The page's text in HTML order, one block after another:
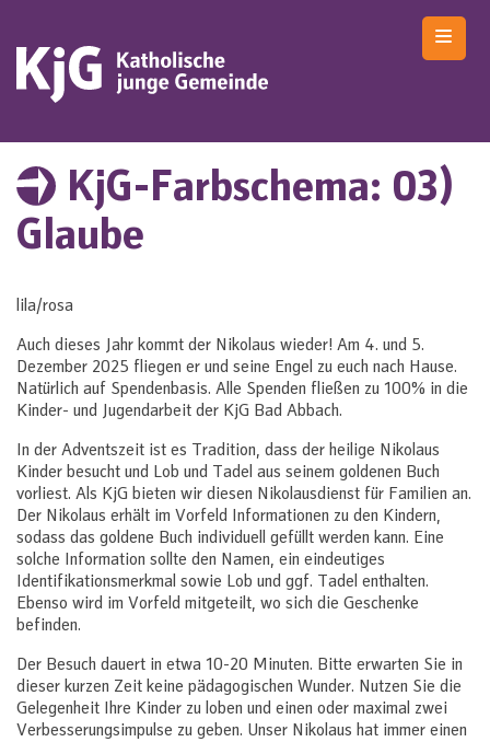
content
KjG-Farbschema: 03)
Glaube
lila/rosa
Auch dieses Jahr kommt der Nikolaus wieder! Am 4. und 5.
Dezember 2025 fliegen er und seine Engel zu euch nach Hause.
Natürlich auf Spendenbasis. Alle Spenden fließen zu 100% in die
Kinder- und Jugendarbeit der KjG Bad Abbach.
In der Adventszeit ist es Tradition, dass der heilige Nikolaus
Kinder besucht und Lob und Tadel aus seinem goldenen Buch
vorliest. Als KjG bieten wir diesen Nikolausdienst für Familien an.
Der Nikolaus erhält im Vorfeld Informationen zu den Kindern,
sodass das goldene Buch individuell gefüllt werden kann. Eine
solche Information sollte den Namen, ein eindeutiges
Identifikationsmerkmal sowie Lob und ggf. Tadel enthalten.
Ebenso wird im Vorfeld mitgeteilt, wo sich die Geschenke
befinden.
Der Besuch dauert in etwa 10-20 Minuten. Bitte erwarten Sie in
dieser kurzen Zeit keine pädagogischen Wunder. Nutzen Sie die
Gelegenheit Ihre Kinder zu loben und einen oder maximal zwei
Verbesserungsimpulse zu geben. Unser Nikolaus hat immer einen